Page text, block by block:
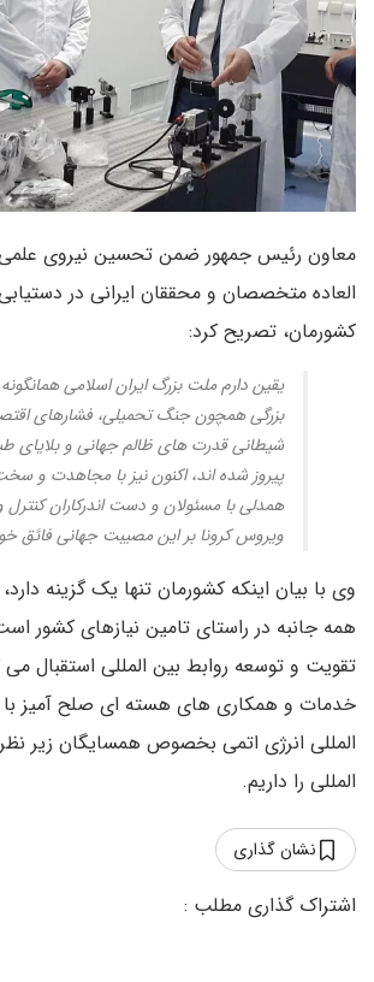
معاون رئیس جمهور ضمن تحسین نیروی علمی
العاده متخصصان و محققان ایرانی در
کشورمان، تصریح کرد:
یقین دارم ملت بزرگ ایران اسلامی
بزرگی همچون جنگ تحمیلی، فشارهای
شیطانی قدرت های ظالم جهانی و بلایای
پیروز شده اند، اکنون نیز با مجاهدت و
همدلی با مسئولان و دست اندرکاران
ویروس کرونا بر این مصیبت جهانی فائق
وی با بیان اینکه کشورمان تنها یک گزینه
همه جانبه در راستای تامین نیازهای کشور
تقویت و توسعه روابط بین المللی استقبال می
خدمات و همکاری های هسته ای صلح آمیز
المللی انرژی اتمی بخصوص همسایگان زیر
المللی را داریم.
نشان گذاری